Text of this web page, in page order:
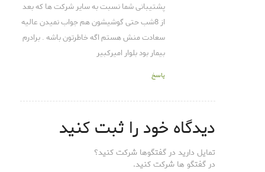
پشتیبانی شما نسبت به سایر شرکت ها که بعد
از 8شب حتی گوشیشون هم جواب نمیدن عالیه
سعادت منش هستم اگه خاطرتون باشه . برادرم
بیمار بود بلوار امیرکبیر
پاسخ
دیدگاه خود را ثبت کنید
تمایل دارید در گفتگوها شرکت کنید؟
در گفتگو ها شرکت کنید.